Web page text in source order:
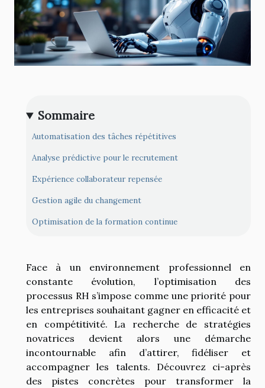
Sommaire
Automatisation des tâches répétitives
Analyse prédictive pour le recrutement
Expérience collaborateur repensée
Gestion agile du changement
Optimisation de la formation continue
Face à un environnement professionnel en
constante évolution, l’optimisation des
processus RH s’impose comme une priorité pour
les entreprises souhaitant gagner en efficacité et
en compétitivité. La recherche de stratégies
novatrices devient alors une démarche
incontournable afin d’attirer, fidéliser et
accompagner les talents. Découvrez ci-après
des pistes concrètes pour transformer la